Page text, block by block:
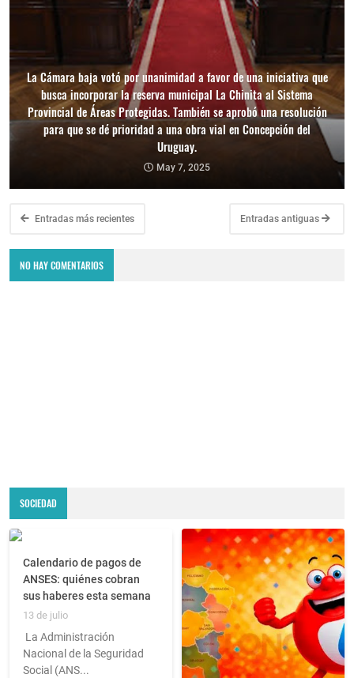
La Cámara baja votó por unanimidad a favor de una iniciativa que
busca incorporar la reserva municipal La Chinita al Sistema
Provincial de Áreas Protegidas. También se aprobó una resolución
para que se dé prioridad a una obra vial en Concepción del
Uruguay.
May 7, 2025
Entradas más recientes Entradas antiguas
NO HAY COMENTARIOS
SOCIEDAD
Calendario de pagos de
ANSES: quiénes cobran
sus haberes esta semana
13 de julio
La Administración
Nacional de la Seguridad
Social (ANS...